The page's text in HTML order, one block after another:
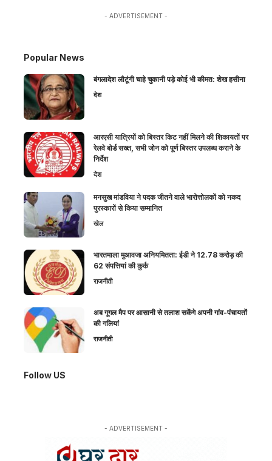
- ADVERTISEMENT -
Popular News
बंगलादेश लौटूंगी चाहे चुकानी पड़े कोई भी कीमत: शेख हसीना
देश
आरएसी यात्रियों को बिस्तर किट नहीं मिलने की शिकायतों पर
रेलवे बोर्ड सख्त, सभी जोन को पूर्ण बिस्तर उपलब्ध कराने के
निर्देश
देश
मनसुख मांडविया ने पदक जीतने वाले भारोत्तोलकों को नकद
पुरस्कारों से किया सम्मानित
खेल
भारतमाला मुआवजा अनियमितता: ईडी ने 12.78 करोड़ की
62 संपत्तियां की कुर्क
राजनीती
अब गूगल मैप पर आसानी से तलाश सकेंगे अपनी गांव-पंचायतों
की गलियां
राजनीती
Follow US
- ADVERTISEMENT -